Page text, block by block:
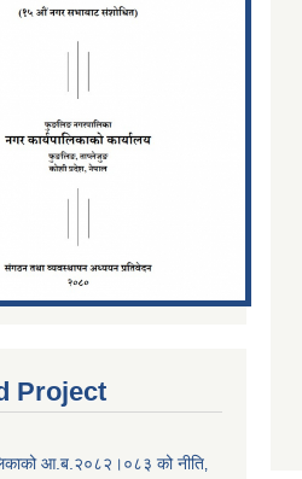
Project
आ.ब.२०८२।०८३ को नीति‚